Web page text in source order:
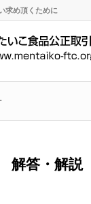
求め頂くために
解答・解説